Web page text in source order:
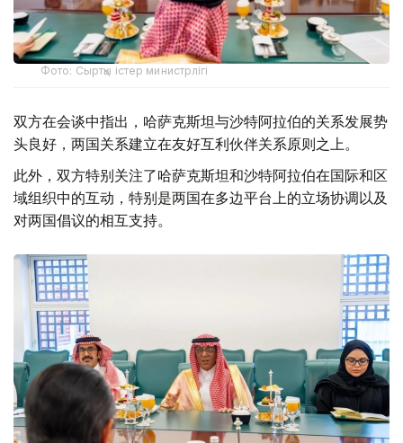
Фото: Сыртқы істер министрлігі
双方在会谈中指出，哈萨克斯坦与沙特阿拉伯的关系发展势
头良好，两国关系建立在友好互利伙伴关系原则之上。
此外，双方特别关注了哈萨克斯坦和沙特阿拉伯在国际和区
域组织中的互动，特别是两国在多边平台上的立场协调以及
对两国倡议的相互支持。